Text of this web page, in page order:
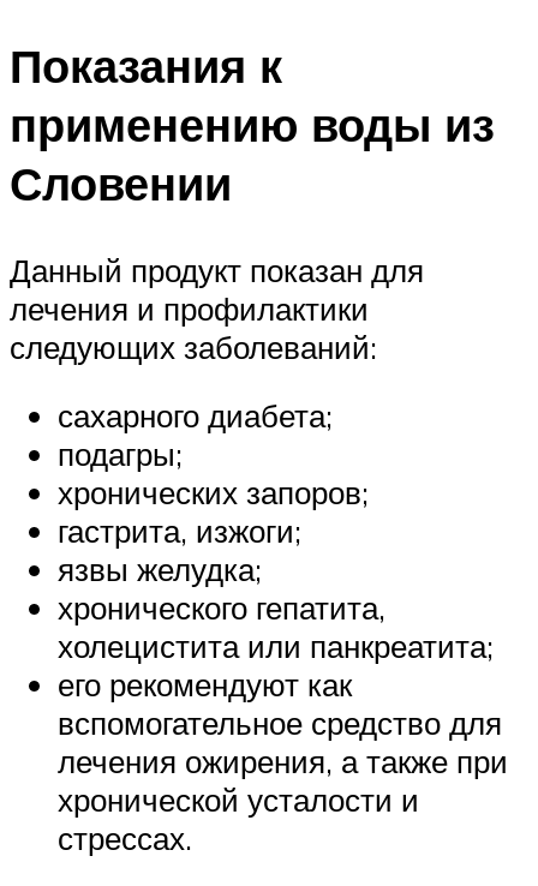
Показания к
применению воды из
Словении
Данный продукт показан для
лечения и профилактики
следующих заболеваний:
сахарного диабета;
подагры;
хронических запоров;
гастрита, изжоги;
язвы желудка;
хронического гепатита,
холецистита или панкреатита;
его рекомендуют как
вспомогательное средство для
лечения ожирения, а также при
хронической усталости и
стрессах.